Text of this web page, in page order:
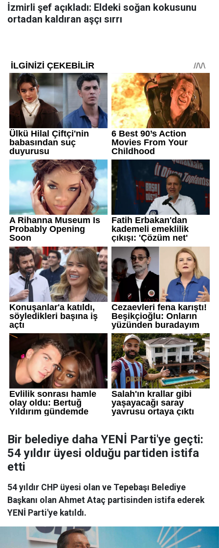
İzmirli şef açıkladı: Eldeki soğan kokusunu
ortadan kaldıran aşçı sırrı
Bir belediye daha YENİ Parti'ye geçti:
54 yıldır üyesi olduğu partiden istifa
etti
54 yıldır CHP üyesi olan ve Tepebaşı Belediye
Başkanı olan Ahmet Ataç partisinden istifa ederek
YENİ Parti'ye katıldı.